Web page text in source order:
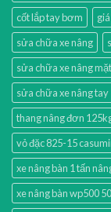
cốt lắp tay bơm
sửa chữa xe nâng
sửa chữa xe nâng
sửa chữa xe nâng tay
thang nâng đơn
vỏ đặc 825-15
xe nâng bàn 1 tấn
xe nâng bàn wp500